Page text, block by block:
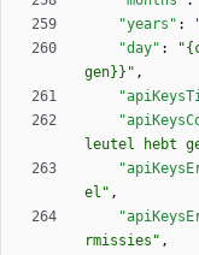
"years" :
"day" :
gen}}" ,
leutel hebt
el" ,
rmissies" ,